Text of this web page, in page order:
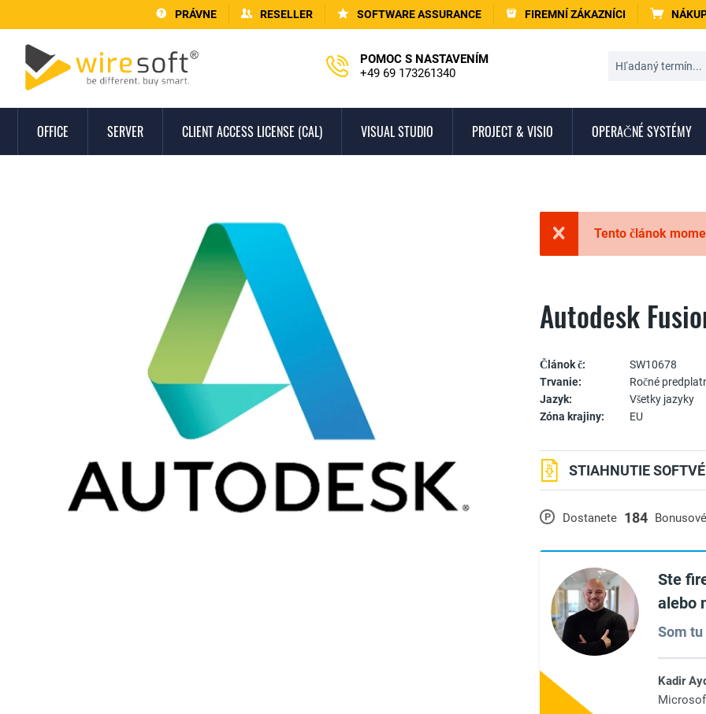
PRÁVNE RESELLER SOFTWARE ASSURANCE FIREMNÍ ZÁKAZNÍCI
POMOC S NASTAVENÍM
+49 69 173261340
OFFICE SERVER CLIENT ACCESS LICENSE (CAL) VISUAL STUDIO PROJECT & VISIO OPERAČNÉ SYSTÉMY
Tento článok
Autodesk
Článok č:
SW10678
Trvanie:
Ročné
Jazyk:
Všetky jazyky
Zóna krajiny:
EU
P Dostanete 184
STIAHNUTIE
Ste
alebo
Som tu
Kadir